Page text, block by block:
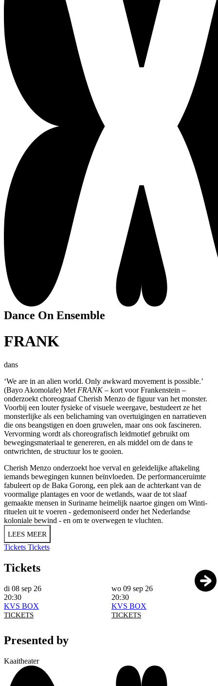
Dance On Ensemble
FRANK
dans
‘We are in an alien world. Only awkward movement is possible.’
(Bayo Akomolafe) Met FRANK– kort voor Frankenstein –
onderzoekt choreograaf Cherish Menzo de figuur van het monster.
Voorbij een louter fysieke of visuele weergave, bestudeert ze het
monsterlijke als een belichaming van overtuigingen en narratieven
die ons beangstigen en doen gruwelen, maar ons ook fascineren.
Vervorming wordt als choreografisch leidmotief gebruikt om
bewegingsmateriaal te genereren, en als middel om de dans te
ontwrichten, de structuur los te gooien.
Cherish Menzo onderzoekt hoe verval en geleidelijke aftakeling
iemands bewegingen kunnen beïnvloeden. De performanceruimte
fabuleert op de Baka Gorong, een plek aan de achterkant van de
voormalige plantages en voor de wetlands, waar de tot slaaf
gemaakte mensen in Suriname heimelijk naartoe gingen om Winti-
rituelen uit te voeren - gedemoniseerd onder het Nederlandse
koloniale bewind - en om te overwegen te vluchten.
LEES MEER
Tickets Tickets
Tickets
di 08 sep 26
20:30
KVS BOX
TICKETS
wo 09 sep 26
20:30
KVS BOX
TICKETS
Presented by
Kaaitheater